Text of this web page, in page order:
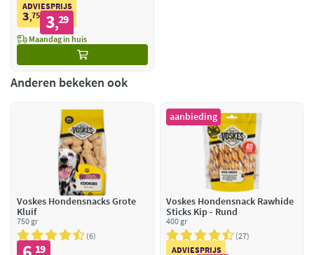
ADVIESPRIJS
3,75 3,29
Maandag in huis
Anderen bekeken ook
Voskes Hondensnacks Grote
Kluif
750 gr
6
19
aanbieding
Voskes Hondensnack Rawhide
Sticks Kip - Rund
400 gr
27
ADVIESPRIJS